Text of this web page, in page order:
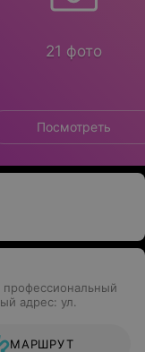
21 фото
Посмотреть
адрес: ул.
МАРШРУТ